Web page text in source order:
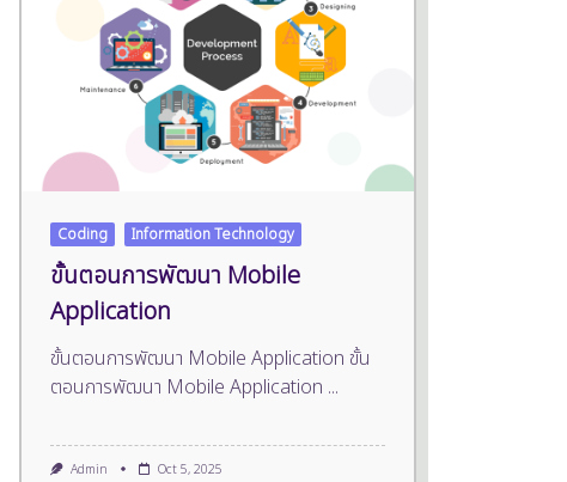
Coding Information Technology
ขั้นตอนการพัฒนา Mobile
Application
ขั้นตอนการพัฒนา Mobile Application ขั้น
ตอนการพัฒนา Mobile Application ...
Admin Oct 5, 2025